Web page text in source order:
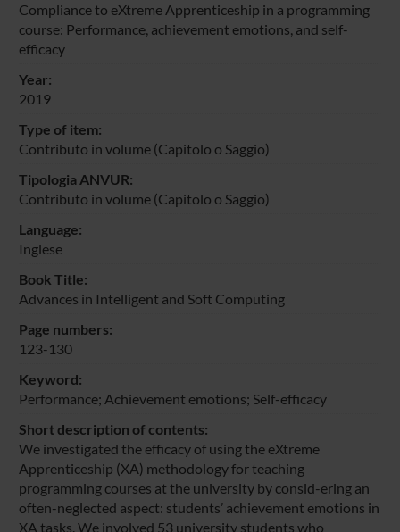
Compliance to eXtreme Apprenticeship in a programming
course: Performance, achievement emotions, and self-
efficacy
Year:
2019
Type of item:
Contributo in volume (Capitolo o Saggio)
Tipologia ANVUR:
Contributo in volume (Capitolo o Saggio)
Language:
Inglese
Book Title:
Advances in Intelligent and Soft Computing
Page numbers:
123-130
Keyword:
Performance; Achievement emotions; Self-efficacy
Short description of contents:
We investigated the efficacy of using the eXtreme
Apprenticeship (XA) methodology for teaching
programming courses at the university by consid-ering an
often-neglected aspect: students’ achievement emotions in
XA tasks. We involved 53 university students who